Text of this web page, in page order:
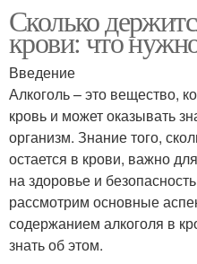
Сколько
крови: что
Введение
Алкоголь – это вещество,
кровь и может оказывать
организм. Знание того,
остается в крови, важно
на здоровье и
рассмотрим основные
содержанием алкоголя в
знать об этом.